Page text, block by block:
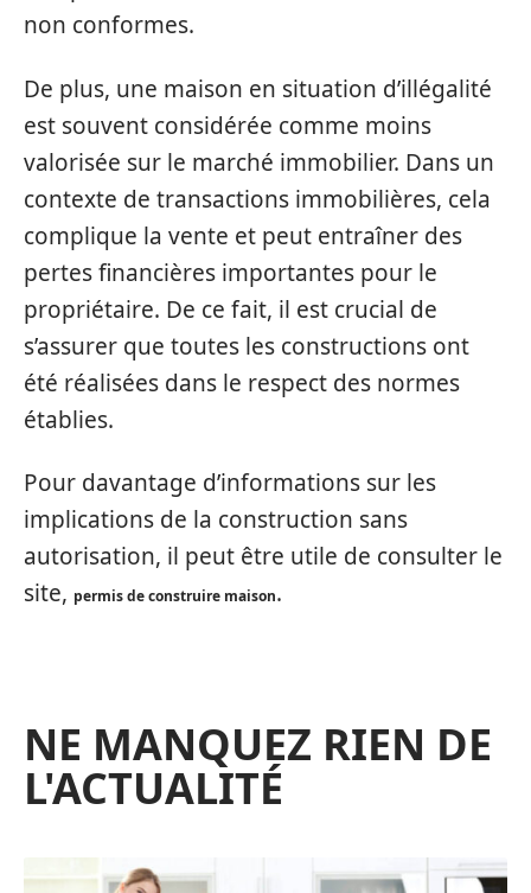
non conformes.
De plus, une maison en situation d’illégalité
est souvent considérée comme moins
valorisée sur le marché immobilier. Dans un
contexte de transactions immobilières, cela
complique la vente et peut entraîner des
pertes financières importantes pour le
propriétaire. De ce fait, il est crucial de
s’assurer que toutes les constructions ont
été réalisées dans le respect des normes
établies.
Pour davantage d’informations sur les
implications de la construction sans
autorisation, il peut être utile de consulter le
site, permis de construire maison.
NE MANQUEZ RIEN DE
L'ACTUALITÉ